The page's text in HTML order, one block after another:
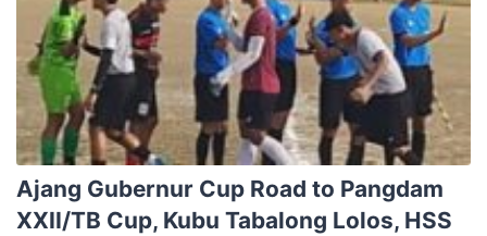
‎Ajang Gubernur Cup Road to ‎Pangdam
XXII/TB Cup, Kubu ‎Tabalong Lolos, HSS